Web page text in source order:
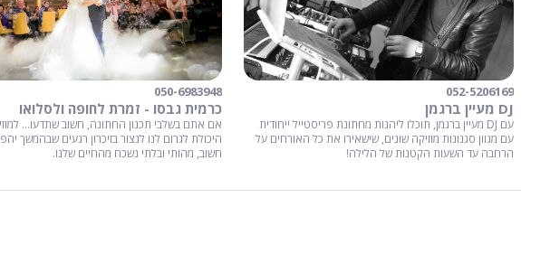
052-5206169
DJ מעיין ברגמן
עם DJ מעיין ברגמן, תוכלו ליהנות מחתונת פריסטייל ייחודית
עם מגוון סגנונות מוזיקה שונים, שישאירו את כל האורחים על
הרחבה עד השעות הקטנות של הלילה!
050-6983948
כרמית גבסו - זמרת לחופה ולסלואו
אם אתם בשלבי תכנון החתונה, חשוב שתדעו...
היכולת לגרום לנו לנצור בזיכרון רגעים שבהמשך
חשוב, מהותי ובלתי נשכח מהחיים שלנו.